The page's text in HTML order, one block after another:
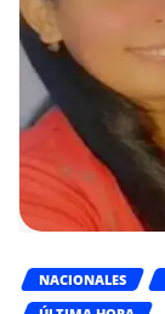
NACIONALES